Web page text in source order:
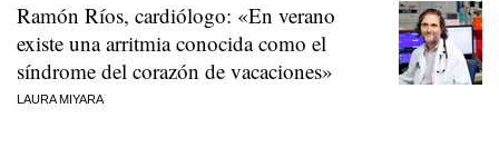
Ramón Ríos, cardiólogo: «En verano
existe una arritmia conocida como el
síndrome del corazón de vacaciones»
LAURA MIYARA